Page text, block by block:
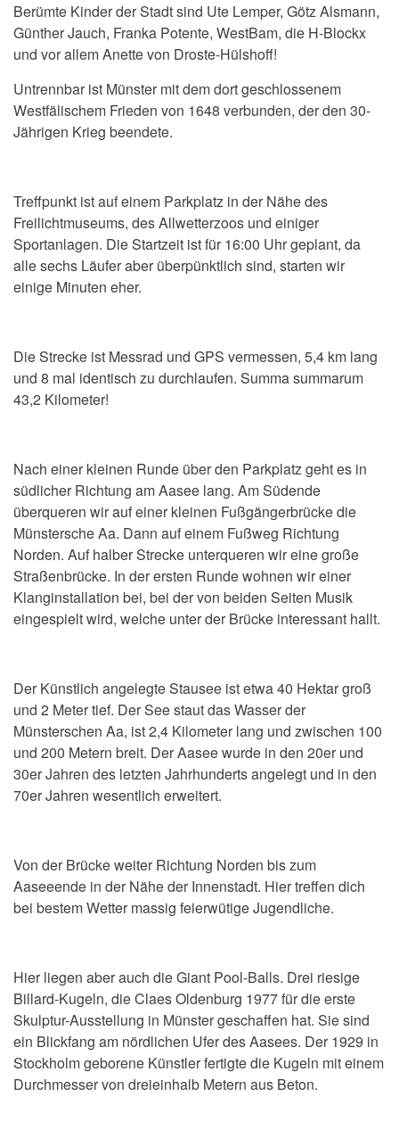
Berümte Kinder der Stadt sind Ute Lemper, Götz Alsmann,
Günther Jauch, Franka Potente, WestBam, die H-Blockx
und vor allem Anette von Droste-Hülshoff!
Untrennbar ist Münster mit dem dort geschlossenem
Westfälischem Frieden von 1648 verbunden, der den 30-
Jährigen Krieg beendete.
Treffpunkt ist auf einem Parkplatz in der Nähe des
Freilichtmuseums, des Allwetterzoos und einiger
Sportanlagen. Die Startzeit ist für 16:00 Uhr geplant, da
alle sechs Läufer aber überpünktlich sind, starten wir
einige Minuten eher.
Die Strecke ist Messrad und GPS vermessen, 5,4 km lang
und 8 mal identisch zu durchlaufen. Summa summarum
43,2 Kilometer!
Nach einer kleinen Runde über den Parkplatz geht es in
südlicher Richtung am Aasee lang. Am Südende
überqueren wir auf einer kleinen Fußgängerbrücke die
Münstersche Aa. Dann auf einem Fußweg Richtung
Norden. Auf halber Strecke unterqueren wir eine große
Straßenbrücke. In der ersten Runde wohnen wir einer
Klanginstallation bei, bei der von beiden Seiten Musik
eingespielt wird, welche unter der Brücke interessant hallt.
Der Künstlich angelegte Stausee ist etwa 40 Hektar groß
und 2 Meter tief. Der See staut das Wasser der
Münsterschen Aa, ist 2,4 Kilometer lang und zwischen 100
und 200 Metern breit. Der Aasee wurde in den 20er und
30er Jahren des letzten Jahrhunderts angelegt und in den
70er Jahren wesentlich erweitert.
Von der Brücke weiter Richtung Norden bis zum
Aaseeende in der Nähe der Innenstadt. Hier treffen dich
bei bestem Wetter massig feierwütige Jugendliche.
Hier liegen aber auch die Giant Pool-Balls. Drei riesige
Billard-Kugeln, die Claes Oldenburg 1977 für die erste
Skulptur-Ausstellung in Münster geschaffen hat. Sie sind
ein Blickfang am nördlichen Ufer des Aasees. Der 1929 in
Stockholm geborene Künstler fertigte die Kugeln mit einem
Durchmesser von dreieinhalb Metern aus Beton.